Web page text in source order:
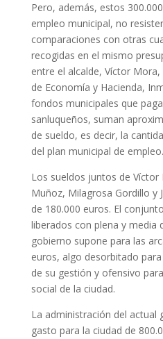
Pero, además, estos
empleo municipal, no
comparaciones con otras
recogidas en el mismo
entre el alcalde, Víctor
de Economía y Hacienda,
fondos municipales que
sanluqueños, suman
de sueldo, es decir, la
del plan municipal de empleo.
Los sueldos juntos de Víctor
Muñoz, Milagrosa Gordillo y
de 180.000 euros. El
liberados con plena y media
gobierno supone para las
euros, algo desorbitado
de su gestión y ofensivo
social de la ciudad.
La administración del actual
gasto para la ciudad de